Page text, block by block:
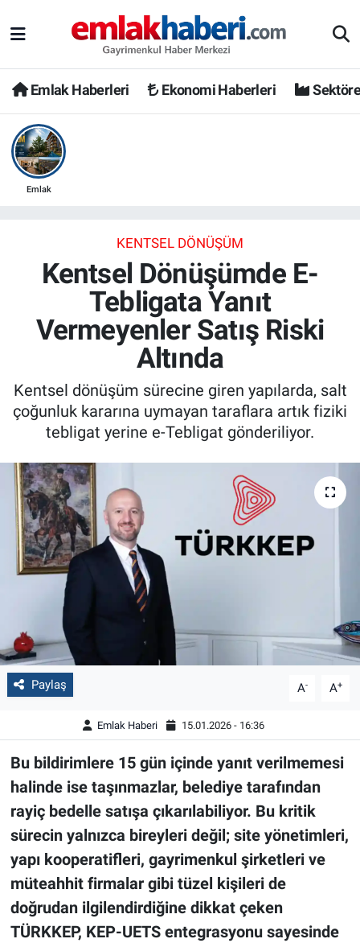
Emlak Haberleri Ekonomi Haberleri
Emlak
KENTSEL DÖNÜŞÜM
Kentsel Dönüşümde E-
Tebligata Yanıt
Vermeyenler Satış Riski
Altında
Kentsel dönüşüm sürecine giren yapılarda, salt
çoğunluk kararına uymayan taraflara artık fiziki
tebligat yerine e-Tebligat gönderiliyor.
Paylaş A- A+
Emlak Haberi 15.01.2026 - 16:36
Bu bildirimlere 15 gün içinde yanıt verilmemesi
halinde ise taşınmazlar, belediye tarafından
rayiç bedelle satışa çıkarılabiliyor. Bu kritik
sürecin yalnızca bireyleri değil; site yönetimleri,
yapı kooperatifleri, gayrimenkul şirketleri ve
müteahhit firmalar gibi tüzel kişileri de
doğrudan ilgilendirdiğine dikkat çeken
TÜRKKEP, KEP-UETS entegrasyonu sayesinde